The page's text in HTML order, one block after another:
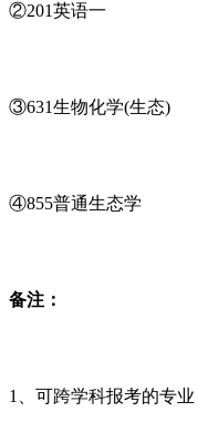
②201英语一
③631生物化学(生态)
④855普通生态学
备注：
1、可跨学科报考的专